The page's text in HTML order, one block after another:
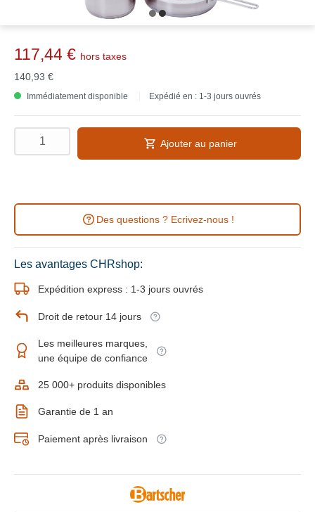
117,44 € hors taxes
140,93 €
Immédiatement disponible Expédié en : 1-3 jours ouvrés
Ajouter au panier
Des questions ? Ecrivez-nous !
Les avantages CHRshop:
Expédition express : 1-3 jours ouvrés
Droit de retour 14 jours
Les meilleures marques,
une équipe de confiance
25 000+ produits disponibles
Garantie de 1 an
Paiement après livraison